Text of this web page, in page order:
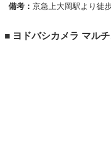
備考： 京急上大岡駅より徒
■ ヨドバシカメラ マル